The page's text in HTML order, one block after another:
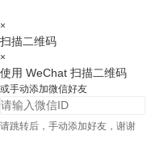
×
扫描二维码
×
使用 WeChat 扫描二维码
或手动添加微信好友
请跳转后，手动添加好友，谢谢